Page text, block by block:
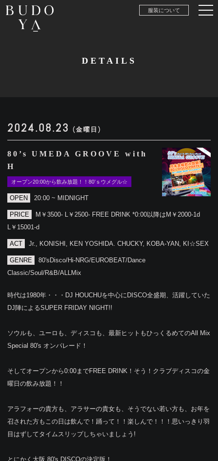
服装について
DETAILS
2024.08.23 (金曜日)
80’s UMEDA GROOVE with
H
オープン20:00から飲み放題！！80’ｓウメグル☆
OPEN 20:00 ~ MIDNIGHT
PRICE
M￥3500- L￥2500- FREE DRINK *0:00以降はM￥2000-1d
L￥15001-d
ACT Jr., KONISHI, KEN YOSHIDA. CHUCKY, KOBA-YAN, KI☆SEX
GENRE
80'sDisco/Hi-NRG/EUROBEAT/Dance
Classic/Soul/R&B/ALLMix
時代は1980年・・・DJ HOUCHUを中心にDISCO全盛期、活躍していた
DJ陣によるSUPER FRIDAY NIGHT!!
ソウルも、ユーロも、ディスコも、最新ヒットもひっくるめてのAll Mix
Special 80's オンパレード！
そしてオープンから0:00までFREE DRINK！そう！クラブディスコの金
曜日の飲み放題！！
アラフォーの貴方も、アラサーの貴女も、そうでない若い方も、お年を
召された方もこの日は飲んで！踊って！！楽しんで！！！思いっきり羽
目はずしてタイムスリップしちゃいましょう!
とにかく大阪 80's DISCOの決定版！